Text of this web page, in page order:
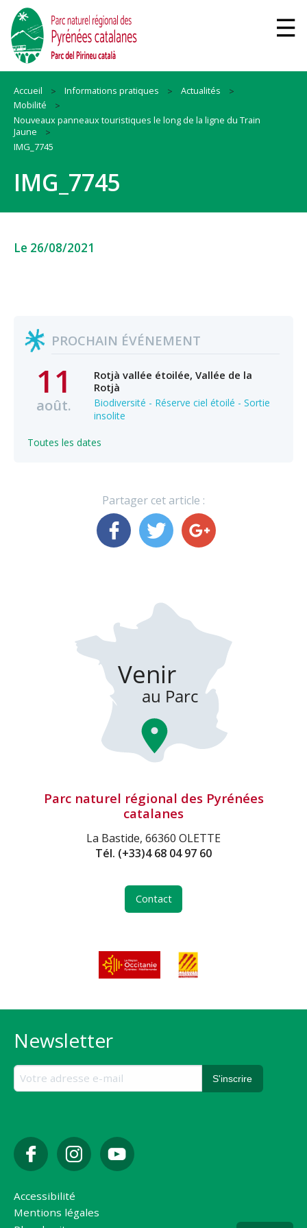
Accueil Informations pratiques
Actualités
Mobilité
Nouveaux panneaux touristiques le long de la ligne du Train
Jaune
IMG_7745
IMG_7745
Le 26/08/2021
PROCHAIN ÉVÉNEMENT
11
août.
Rotjà vallée étoilée, Vallée de la
Rotjà
Biodiversité - Réserve ciel étoilé - Sortie
insolite
Toutes les dates
Partager cet article :
Parc naturel régional des Pyrénées
catalanes
La Bastide, 66360 OLETTE
Tél. (+33)4 68 04 97 60
Contact
Newsletter
Accessibilité
Mentions légales